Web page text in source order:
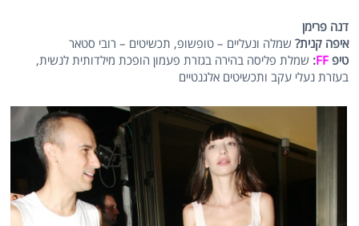
דנה פרימן
איפה קנית? שמלה ונעליים – טופשופ, תכשיטים – רובי סטאר
טיפFF
: שמלת פליסה בהירה בגזרת פעמון הופכת מילדותית לנשית,
בעזרת נעלי עקב ותכשיטים אלגנטיים